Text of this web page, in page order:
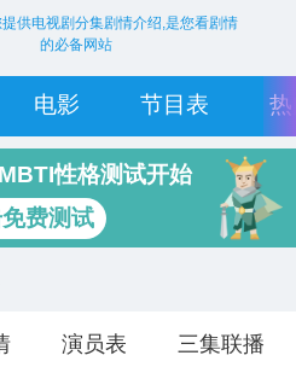
供电视剧分集剧情介绍,是您看剧情
的必备网站
电影 节目表
性格测试开始
费测试
演员表 三集联播